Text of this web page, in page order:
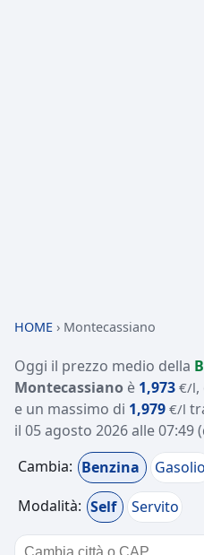
HOME › Montecassiano
Oggi il prezzo medio della
Montecassiano è 1,973 €/l
e un massimo di 1,979 €/l
il 05 agosto 2026 alle 07:49
Cambia: Benzina Gasolio
Modalità: Self Servito